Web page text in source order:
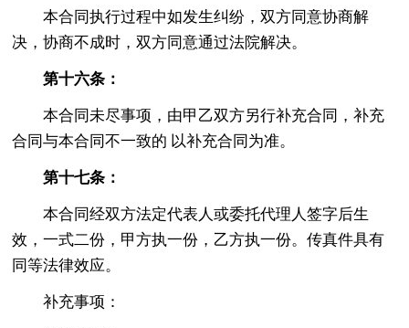
本合同执行过程中如发生纠纷，双方同意协商解
决，协商不成时，双方同意通过法院解决。
第十六条：
本合同未尽事项，由甲乙双方另行补充合同，补充
合同与本合同不一致的 以补充合同为准。
第十七条：
本合同经双方法定代表人或委托代理人签字后生
效，一式二份，甲方执一份，乙方执一份。传真件具有
同等法律效应。
补充事项：